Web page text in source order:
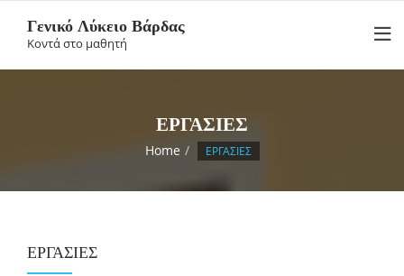
content
Γενικό Λύκειο Βάρδας
Κοντά στο μαθητή
ΕΡΓΑΣΙΕΣ
Home ΕΡΓΑΣΙΕΣ
ΕΡΓΑΣΙΕΣ